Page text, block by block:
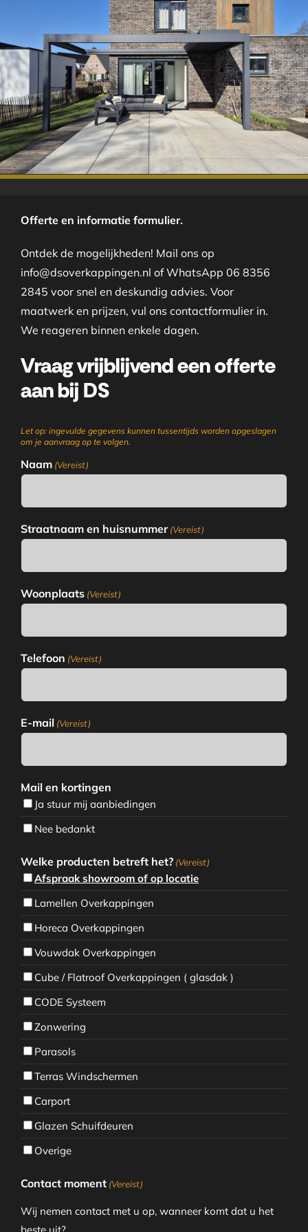
.
Offerte en informatie formulier.
Ontdek de mogelijkheden! Mail ons op
info@dsoverkappingen.nl of WhatsApp 06 8356
2845 voor snel en deskundig advies. Voor
maatwerk en prijzen, vul ons contactformulier in.
We reageren binnen enkele dagen.
Vraag vrijblijvend een offerte
aan bij DS
Let op: ingevulde gegevens kunnen tussentijds worden opgeslagen
om je aanvraag op te volgen.
Naam (Vereist)
Straatnaam en huisnummer (Vereist)
Woonplaats (Vereist)
Telefoon (Vereist)
E-mail (Vereist)
Mail en kortingen
Ja stuur mij aanbiedingen
Nee bedankt
Welke producten betreft het? (Vereist)
Afspraak showroom of op locatie
Lamellen Overkappingen
Horeca Overkappingen
Vouwdak Overkappingen
Cube / Flatroof Overkappingen ( glasdak )
CODE Systeem
Zonwering
Parasols
Terras Windschermen
Carport
Glazen Schuifdeuren
Overige
Contact moment (Vereist)
Wij nemen contact met u op, wanneer komt dat u het